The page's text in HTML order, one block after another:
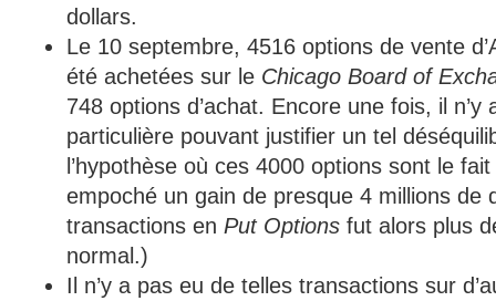
dollars.
Le 10 septembre, 4516 options de vente
été achetées sur le Chicago Board of
748 options d’achat. Encore une fois, il n’y
particulière pouvant justifier un tel
l’hypothèse où ces 4000 options sont le fait
empoché un gain de presque 4 millions de
transactions en Put Options fut alors plus
normal.)
Il n’y a pas eu de telles transactions sur